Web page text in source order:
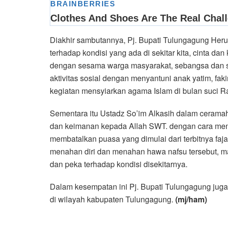
Diakhir sambutannya, Pj. Bupati Tulungagung
terhadap kondisi yang ada di sekitar kita, cinta
dengan sesama warga masyarakat, sebangsa
aktivitas sosial dengan menyantuni anak yatim,
kegiatan mensyiarkan agama Islam di bulan suci
Sementara itu Ustadz So’im Alkasih dalam
dan keimanan kepada Allah SWT. dengan cara
membatalkan puasa yang dimulai dari terbitnya
menahan diri dan menahan hawa nafsu tersebut,
dan peka terhadap kondisi disekitarnya.
Dalam kesempatan ini Pj. Bupati Tulungagung
di wilayah kabupaten Tulungagung. (mj/ham)